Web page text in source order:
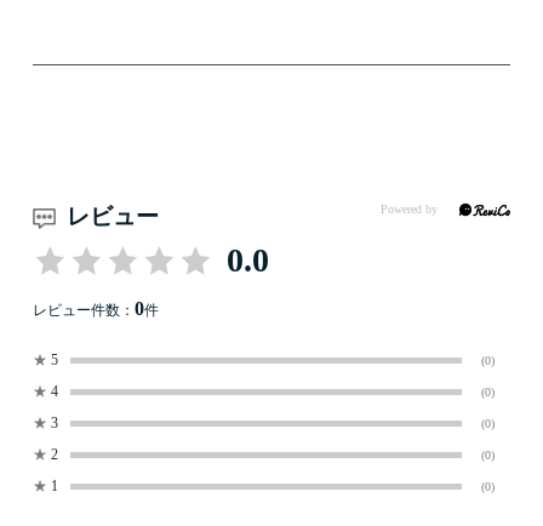
レビュー
0.0
レビュー件数： 0件
★ 5 (0)
★ 4 (0)
★ 3 (0)
★ 2 (0)
★ 1 (0)